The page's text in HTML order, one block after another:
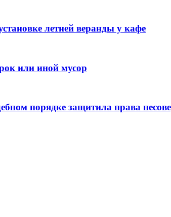
летней веранды у кафе
или иной мусор
порядке защитила права